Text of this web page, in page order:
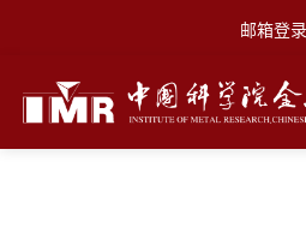
邮箱登录